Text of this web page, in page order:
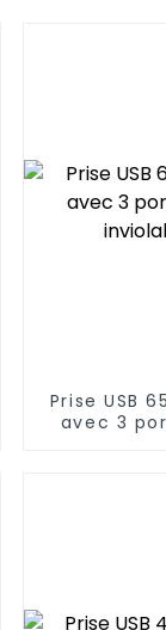
Prise USB
avec 3